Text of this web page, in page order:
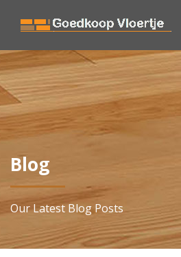
HOME
VLOEREN
WINKEL
BLOG
CONTACT
Blog
Our Latest Blog Posts